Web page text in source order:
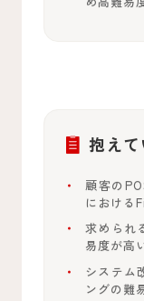
抱え
顧客の
における
求められ
易度が高
システム
ングの難